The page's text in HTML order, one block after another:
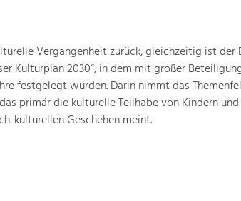
Vergangenheit zurück, gleichzeitig ist der
Kulturplan 2030“, in dem mit großer
festgelegt wurden. Darin nimmt das
primär die kulturelle Teilhabe von Kindern und
kulturellen Geschehen meint.